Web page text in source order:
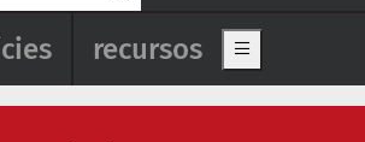
principal de
recursos Show main